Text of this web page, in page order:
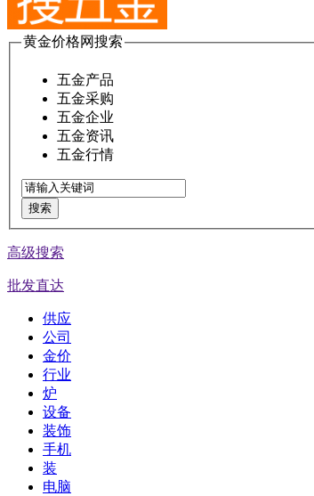
黄金价格网搜索
五金产品
五金采购
五金企业
五金资讯
五金行情
搜索
高级搜索
批发直达
供应
公司
金价
行业
炉
设备
装饰
手机
装
电脑